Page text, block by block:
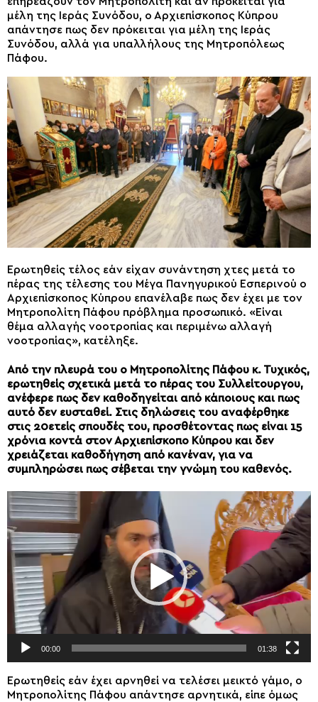
μέλη της Ιεράς Συνόδου, ο Αρχιεπίσκοπος Κύπρου
απάντησε πως δεν πρόκειται για μέλη της Ιεράς
Συνόδου, αλλά για υπαλλήλους της Μητροπόλεως
Πάφου.
Ερωτηθείς τέλος εάν είχαν συνάντηση χτες μετά το
πέρας της τέλεσης του Μέγα Πανηγυρικού Εσπερινού ο
Αρχιεπίσκοπος Κύπρου επανέλαβε πως δεν έχει με τον
Μητροπολίτη Πάφου πρόβλημα προσωπικό. «Είναι
θέμα αλλαγής νοοτροπίας και περιμένω αλλαγή
νοοτροπίας», κατέληξε.
Από την πλευρά του ο Μητροπολίτης Πάφου κ. Τυχικός,
ερωτηθείς σχετικά μετά το πέρας του Συλλείτουργου,
ανέφερε πως δεν καθοδηγείται από κάποιους και πως
αυτό δεν ευσταθεί. Στις δηλώσεις του αναφέρθηκε
στις 20ετείς σπουδές του, προσθέτοντας πως είναι 15
χρόνια κοντά στον Αρχιεπίσκοπο Κύπρου και δεν
χρειάζεται καθοδήγηση από κανέναν, για να
συμπληρώσει πως σέβεται την γνώμη του καθενός.
Πρόγραμμα
Αναπαραγωγής
Βίντεο
00:00 01:38
Ερωτηθείς εάν έχει αρνηθεί να τελέσει μεικτό γάμο, ο
Μητροπολίτης Πάφου απάντησε αρνητικά, είπε όμως